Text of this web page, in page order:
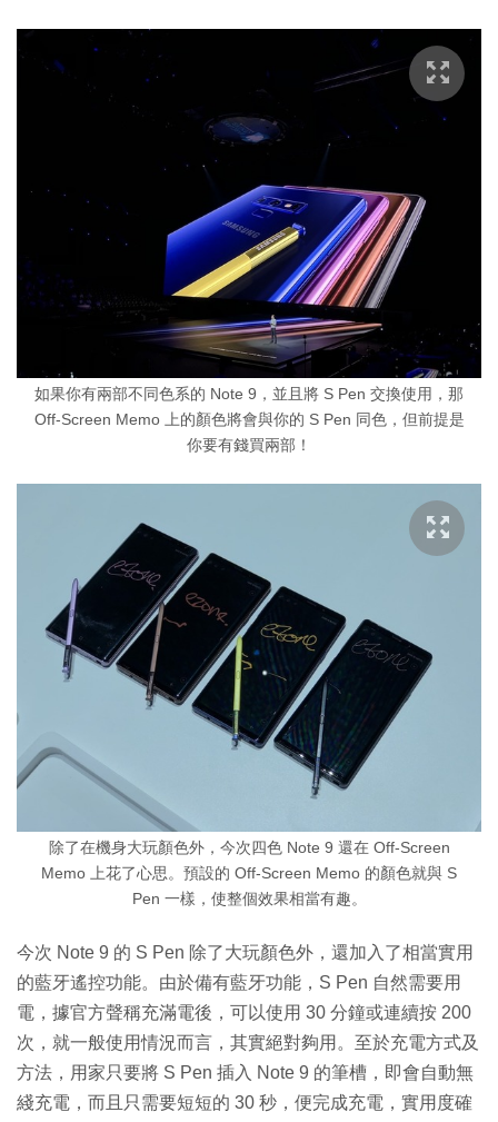
如果你有兩部不同色系的 Note 9，並且將 S Pen 交換使用，那
Off-Screen Memo 上的顏色將會與你的 S Pen 同色，但前提是
你要有錢買兩部！
除了在機身大玩顏色外，今次四色 Note 9 還在 Off-Screen
Memo 上花了心思。預設的 Off-Screen Memo 的顏色就與 S
Pen 一樣，使整個效果相當有趣。
今次 Note 9 的 S Pen 除了大玩顏色外，還加入了相當實用
的藍牙遙控功能。由於備有藍牙功能，S Pen 自然需要用
電，據官方聲稱充滿電後，可以使用 30 分鐘或連續按 200
次，就一般使用情況而言，其實絕對夠用。至於充電方式及
方法，用家只要將 S Pen 插入 Note 9 的筆槽，即會自動無
綫充電，而且只需要短短的 30 秒，便完成充電，實用度確